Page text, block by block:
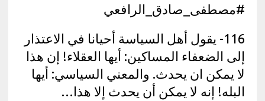
#مصطفى_صادق_الرافعي
116- يقول أهل السياسة أحيانا في الاعتذار
إلى الضعفاء المساكين: أيها العقلاء! إن هذا
لا يمكن ان يحدث. والمعني السياسي: أيها
البله! إنه لا يمكن أن يحدث إلا هذا…